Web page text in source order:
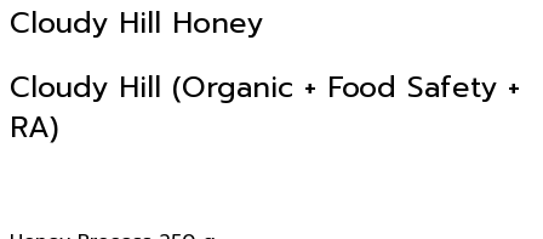
Cloudy Hill Honey
Cloudy Hill (Organic + Food Safety +
RA)